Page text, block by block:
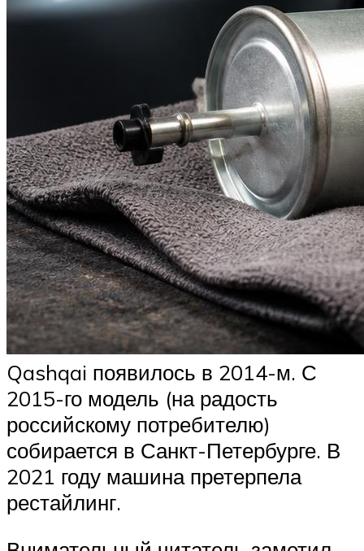
Qashqai появилось в 2014-м. С
2015-го модель (на радость
российскому потребителю)
собирается в Санкт-Петербурге. В
2021 году машина претерпела
рестайлинг.